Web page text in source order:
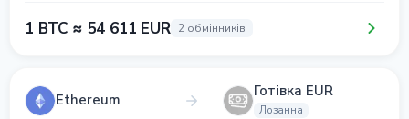
1 BTC ≈ 54 611 EUR 2 обмінників
Ethereum Готівка EUR
Лозанна